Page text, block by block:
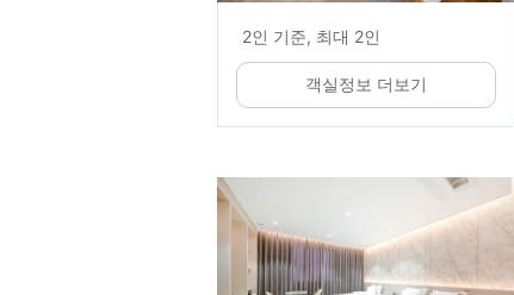
2인 기준, 최대 2인
객실정보 더보기